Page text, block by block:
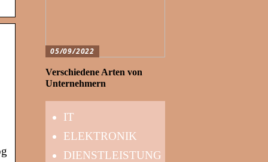
05/09/2022
Verschiedene Arten von
Unternehmern
IT
ELEKTRONIK
DIENSTLEISTUNG